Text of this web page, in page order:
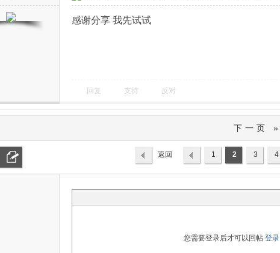
感谢分享 我先试试
回复 支持 反对
下一页 »
1 2 3 4
返回
您需要登录后才可以回帖 登录